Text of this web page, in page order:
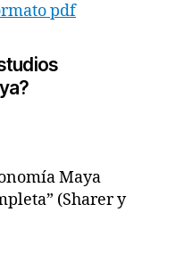
pdf
Maya
(Sharer y